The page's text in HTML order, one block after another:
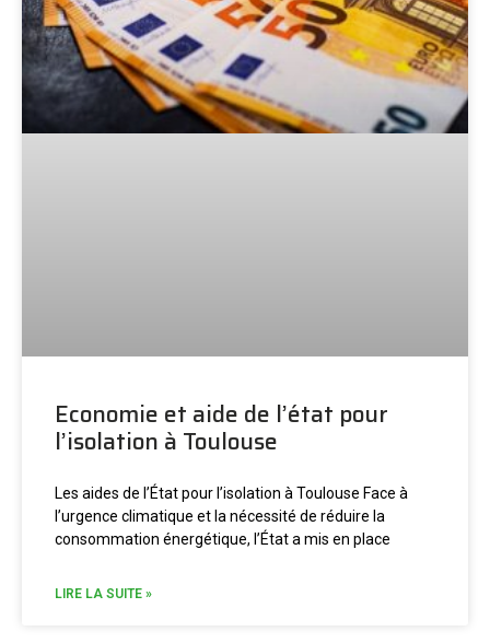
Economie et aide de l’état pour
l’isolation à Toulouse
Les aides de l’État pour l’isolation à Toulouse Face à
l’urgence climatique et la nécessité de réduire la
consommation énergétique, l’État a mis en place
LIRE LA SUITE »